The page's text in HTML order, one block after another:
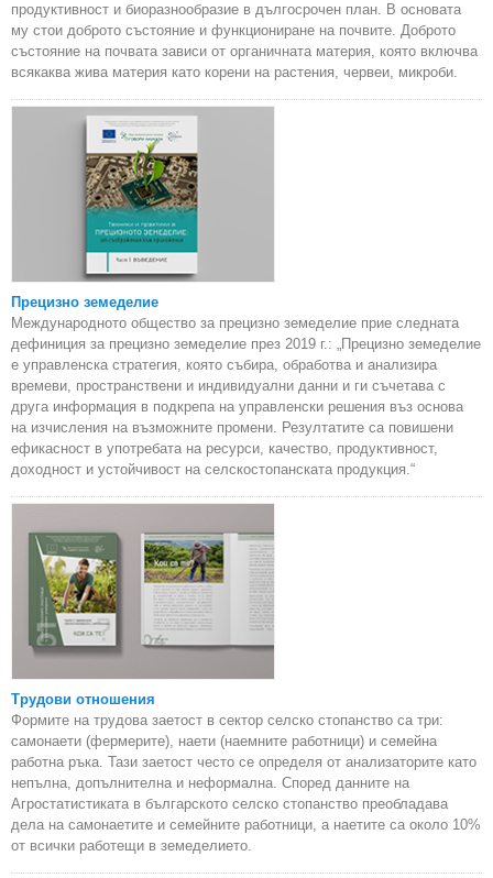
продуктивност и биоразнообразие в дългосрочен план. В основата
му стои доброто състояние и функциониране на почвите. Доброто
състояние на почвата зависи от органичната материя, която включва
всякаква жива материя като корени на растения, червеи, микроби.
Прецизно земеделие
Международното общество за прецизно земеделие прие следната
дефиниция за прецизно земеделие през 2019 г.: „Прецизно земеделие
е управленска стратегия, която събира, обработва и анализира
времеви, пространствени и индивидуални данни и ги съчетава с
друга информация в подкрепа на управленски решения въз основа
на изчисления на възможните промени. Резултатите са повишени
ефикасност в употребата на ресурси, качество, продуктивност,
доходност и устойчивост на селскостопанската продукция.“
Трудови отношения
Формите на трудова заетост в сектор селско стопанство са три:
самонаети (фермерите), наети (наемните работници) и семейна
работна ръка. Тази заетост често се определя от анализаторите като
непълна, допълнителна и неформална. Според данните на
Агростатистиката в българското селско стопанство преобладава
дела на самонаетите и семейните работници, а наетите са около 10%
от всички работещи в земеделието.